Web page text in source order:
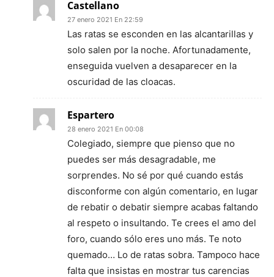
Castellano
27 enero 2021 En 22:59
Las ratas se esconden en las alcantarillas y
solo salen por la noche. Afortunadamente,
enseguida vuelven a desaparecer en la
oscuridad de las cloacas.
Espartero
28 enero 2021 En 00:08
Colegiado, siempre que pienso que no
puedes ser más desagradable, me
sorprendes. No sé por qué cuando estás
disconforme con algún comentario, en lugar
de rebatir o debatir siempre acabas faltando
al respeto o insultando. Te crees el amo del
foro, cuando sólo eres uno más. Te noto
quemado… Lo de ratas sobra. Tampoco hace
falta que insistas en mostrar tus carencias